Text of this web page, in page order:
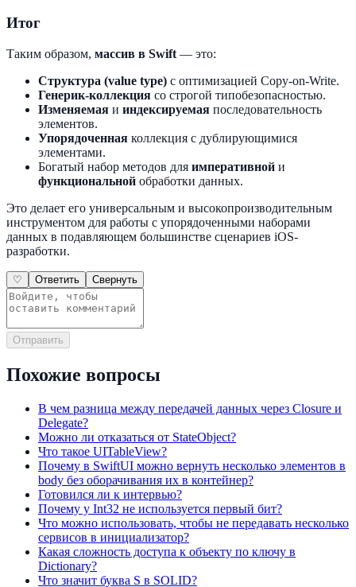
Итог
Таким образом, массив в Swift — это:
Структура (value type) с оптимизацией Copy-on-Write.
Генерик-коллекция со строгой типобезопасностью.
Изменяемая и индексируемая последовательность
элементов.
Упорядоченная коллекция с дублирующимися
элементами.
Богатый набор методов для императивной и
функциональной обработки данных.
Это делает его универсальным и высокопроизводительным
инструментом для работы с упорядоченными наборами
данных в подавляющем большинстве сценариев iOS-
разработки.
♡ Ответить Свернуть
Отправить
Похожие вопросы
В чем разница между передачей данных через Closure и
Delegate?
Можно ли отказаться от StateObject?
Что такое UITableView?
Почему в SwiftUI можно вернуть несколько элементов в
body без оборачивания их в контейнер?
Готовился ли к интервью?
Почему у Int32 не используется первый бит?
Что можно использовать, чтобы не передавать несколько
сервисов в инициализатор?
Какая сложность доступа к объекту по ключу в
Dictionary?
Что значит буква S в SOLID?